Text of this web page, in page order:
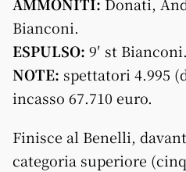
Bianconi.
ESPULSO: 9′ st Bianconi.
NOTE: spettatori 4.995
incasso 67.710 euro.
Finisce al Benelli,
categoria superiore